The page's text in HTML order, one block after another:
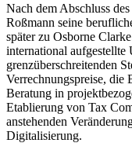
Nach dem Abschluss
Roßmann seine
später zu Osborne
international aufgestellte
grenzüberschreitenden
Verrechnungspreise, die
Beratung in
Etablierung von Tax
anstehenden
Digitalisierung.